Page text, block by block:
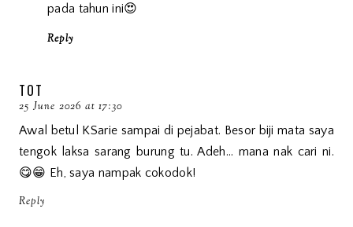
pada tahun ini😍
Reply
TOT
25 June 2026 at 17:30
Awal betul KSarie sampai di pejabat. Besor biji mata saya
tengok laksa sarang burung tu. Adeh... mana nak cari ni.
😋😁 Eh, saya nampak cokodok!
Reply